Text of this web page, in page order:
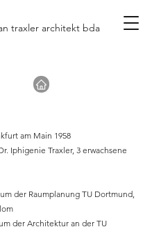
traxler architekt bda
am Main 1958
Iphigenie Traxler, 3 erwachsene
der Raumplanung TU Dortmund,
der Architektur an der TU